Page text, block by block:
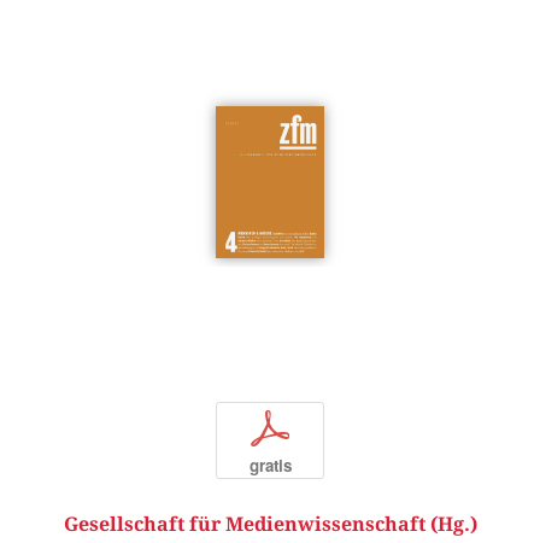
p
gratis
Gesellschaft für Medienwissenschaft (Hg.)